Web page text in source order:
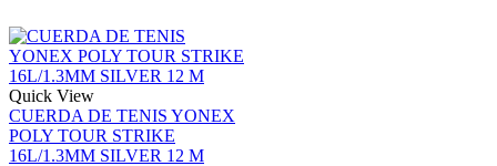
Quick View
CUERDA DE TENIS YONEX
POLY TOUR STRIKE
16L/1.3MM SILVER 12 M